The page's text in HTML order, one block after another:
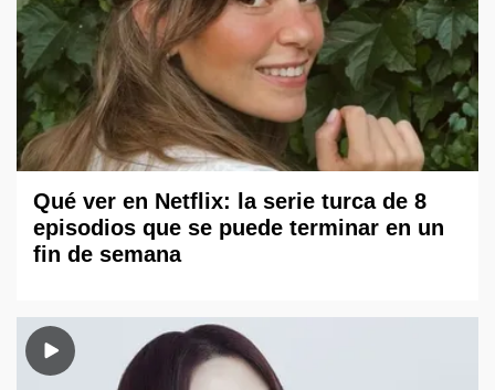
Qué ver en Netflix: la serie turca de 8
episodios que se puede terminar en un
fin de semana